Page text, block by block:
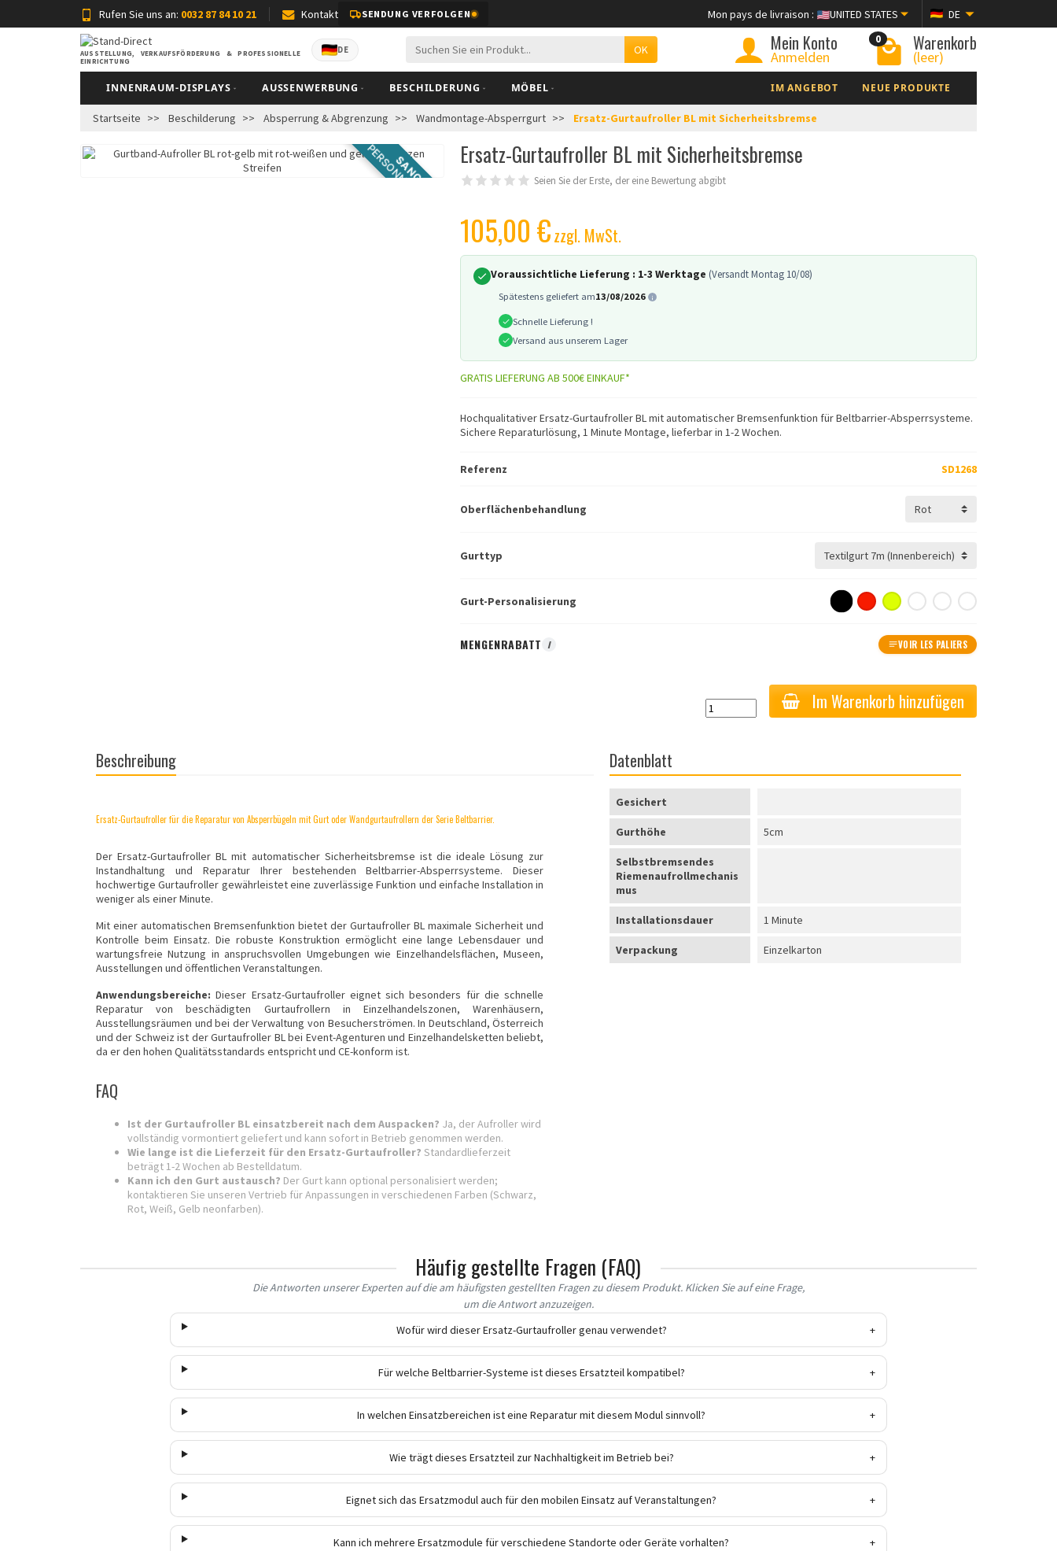
Mon pays de livraison : UNITED STATES
Rufen Sie uns an: 0032 87 84 10 21 Kontakt SENDUNG VERFOLGEN DE
AUSSTELLUNG, VERKAUFSFÖRDERUNG & PROFESSIONELLE
EINRICHTUNG
DE OK Mein Konto
Anmelden
0 Warenkorb
(leer)
INNENRAUM-DISPLAYS AUSSENWERBUNG BESCHILDERUNG MÖBEL IM ANGEBOT NEUE PRODUKTE
Startseite Beschilderung Absperrung & Abgrenzung Wandmontage-Absperrgurt Ersatz-Gurtaufroller BL mit Sicherheitsbremse
SANGLE
PERSONNALISABLE Ersatz-Gurtaufroller BL mit Sicherheitsbremse
Seien Sie der Erste, der eine Bewertung abgibt
105,00 €zzgl. MwSt.
Voraussichtliche Lieferung : 1-3 Werktage (Versandt Montag 10/08)
Spätestens geliefert am13/08/2026
Schnelle Lieferung !
Versand aus unserem Lager
GRATIS LIEFERUNG AB 500€ EINKAUF*
Hochqualitativer Ersatz-Gurtaufroller BL mit automatischer Bremsenfunktion für Beltbarrier-Absperrsysteme.
Sichere Reparaturlösung, 1 Minute Montage, lieferbar in 1-2 Wochen.
Referenz SD1268
Oberflächenbehandlung
Gurttyp
Gurt-Personalisierung
MENGENRABATT I VOIR LES PALIERS
Im Warenkorb hinzufügen
Beschreibung
Ersatz-Gurtaufroller für die Reparatur von Absperrbügeln mit Gurt oder Wandgurtaufrollern der Serie Beltbarrier.
Der Ersatz-Gurtaufroller BL mit automatischer Sicherheitsbremse ist die ideale Lösung zur
Instandhaltung und Reparatur Ihrer bestehenden Beltbarrier-Absperrsysteme. Dieser
hochwertige Gurtaufroller gewährleistet eine zuverlässige Funktion und einfache Installation in
weniger als einer Minute.
Mit einer automatischen Bremsenfunktion bietet der Gurtaufroller BL maximale Sicherheit und
Kontrolle beim Einsatz. Die robuste Konstruktion ermöglicht eine lange Lebensdauer und
wartungsfreie Nutzung in anspruchsvollen Umgebungen wie Einzelhandelsflächen, Museen,
Ausstellungen und öffentlichen Veranstaltungen.
Anwendungsbereiche: Dieser Ersatz-Gurtaufroller eignet sich besonders für die schnelle
Reparatur von beschädigten Gurtaufrollern in Einzelhandelszonen, Warenhäusern,
Ausstellungsräumen und bei der Verwaltung von Besucherströmen. In Deutschland, Österreich
und der Schweiz ist der Gurtaufroller BL bei Event-Agenturen und Einzelhandelsketten beliebt,
da er den hohen Qualitätsstandards entspricht und CE-konform ist.
FAQ
Ist der Gurtaufroller BL einsatzbereit nach dem Auspacken? Ja, der Aufroller wird
vollständig vormontiert geliefert und kann sofort in Betrieb genommen werden.
Wie lange ist die Lieferzeit für den Ersatz-Gurtaufroller? Standardlieferzeit
beträgt 1-2 Wochen ab Bestelldatum.
Kann ich den Gurt austausch? Der Gurt kann optional personalisiert werden;
kontaktieren Sie unseren Vertrieb für Anpassungen in verschiedenen Farben (Schwarz,
Rot, Weiß, Gelb neonfarben).
Datenblatt
Gesichert
Gurthöhe 5cm
Selbstbremsendes
Riemenaufrollmechanis
mus
Installationsdauer 1 Minute
Verpackung Einzelkarton
Häufig gestellte Fragen (FAQ)
Die Antworten unserer Experten auf die am häufigsten gestellten Fragen zu diesem Produkt. Klicken Sie auf eine Frage,
um die Antwort anzuzeigen.
Wofür wird dieser Ersatz-Gurtaufroller genau verwendet?
+
Für welche Beltbarrier-Systeme ist dieses Ersatzteil kompatibel? +
In welchen Einsatzbereichen ist eine Reparatur mit diesem Modul sinnvoll? +
Wie trägt dieses Ersatzteil zur Nachhaltigkeit im Betrieb bei? +
Eignet sich das Ersatzmodul auch für den mobilen Einsatz auf Veranstaltungen? +
Kann ich mehrere Ersatzmodule für verschiedene Standorte oder Geräte vorhalten? +